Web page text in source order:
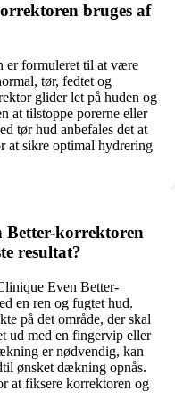
bruges af
er formuleret til at være
tør, fedtet og
glider let på huden og
at tilstoppe porerne eller
tør hud anbefales det at
at sikre optimal hydrering
korrektoren
resultat?
Even Better-
en ren og fugtet hud.
på det område, der skal
ud med en fingervip eller
er nødvendig, kan
ønsket dækning opnås.
at fiksere korrektoren og